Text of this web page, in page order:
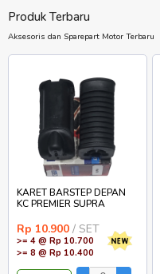
Produk Terbaru
Aksesoris dan Sparepart Motor Terbaru
KARET BARSTEP DEPAN
KC PREMIER SUPRA
Rp 10.900 / SET
>= 4 @ Rp 10.700
>= 8 @ Rp 10.400